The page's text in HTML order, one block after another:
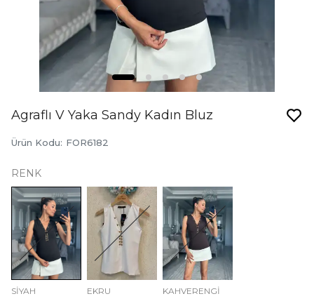
Agraflı V Yaka Sandy Kadın Bluz
Ürün Kodu: FOR6182
RENK
SİYAH EKRU KAHVERENGİ